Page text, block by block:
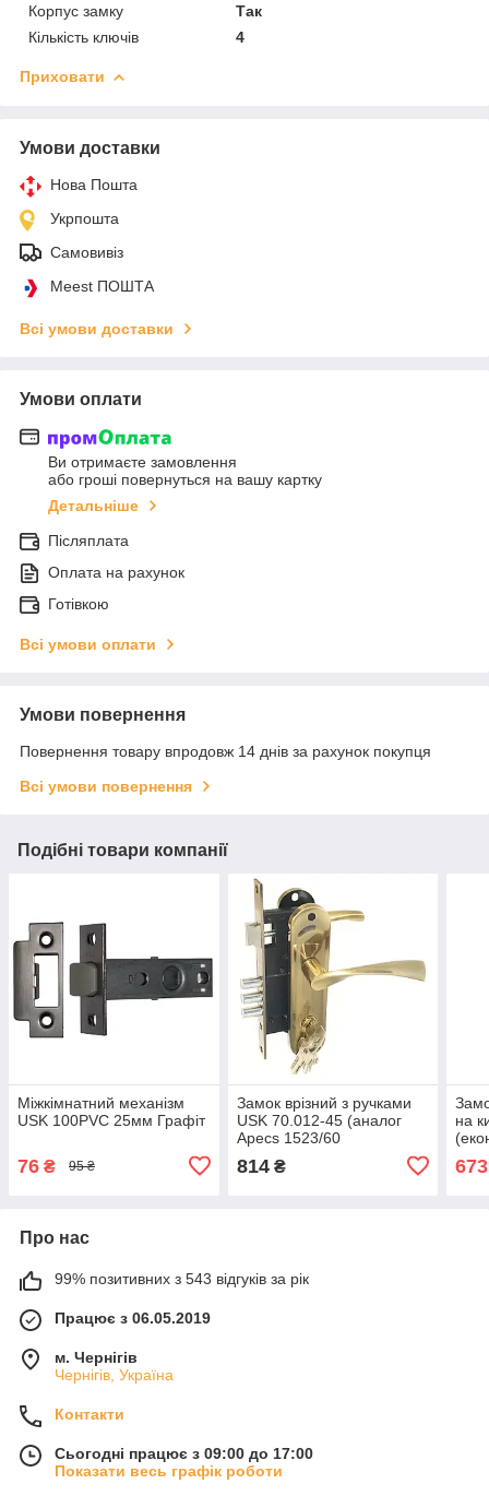
Корпус замку
Так
Кількість ключів
4
Приховати
Умови доставки
Нова Пошта
Укрпошта
Самовивіз
Meest ПОШТА
Всі умови доставки
Умови оплати
Ви отримаєте замовлення
або гроші повернуться на вашу картку
Детальніше
Післяплата
Оплата на рахунок
Готівкою
Всі умови оплати
Умови повернення
Повернення товару впродовж 14 днів за рахунок покупця
Всі умови повернення
Подібні товари компанії
Міжкімнатний механізм
USK 100PVC 25мм Графіт
76 ₴ 95 ₴
Замок врізний з ручками
USK 70.012-45 (аналог
Apecs 1523/60
BS45*70мм) Стара бронза
814₴
на
673
Про нас
99% позитивних з 543 відгуків за рік
Працює з 06.05.2019
м. Чернігів
Чернігів, Україна
Контакти
Сьогодні працює з 09:00 до 17:00
Показати весь графік роботи